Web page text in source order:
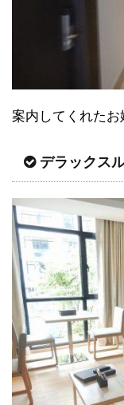
案内してくれたお
デラックス